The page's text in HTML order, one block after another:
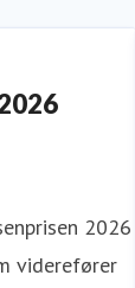
2026
viderefører